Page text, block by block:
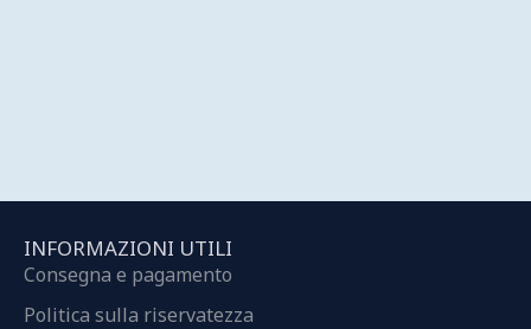
INFORMAZIONI UTILI
Consegna e pagamento
Politica sulla riservatezza